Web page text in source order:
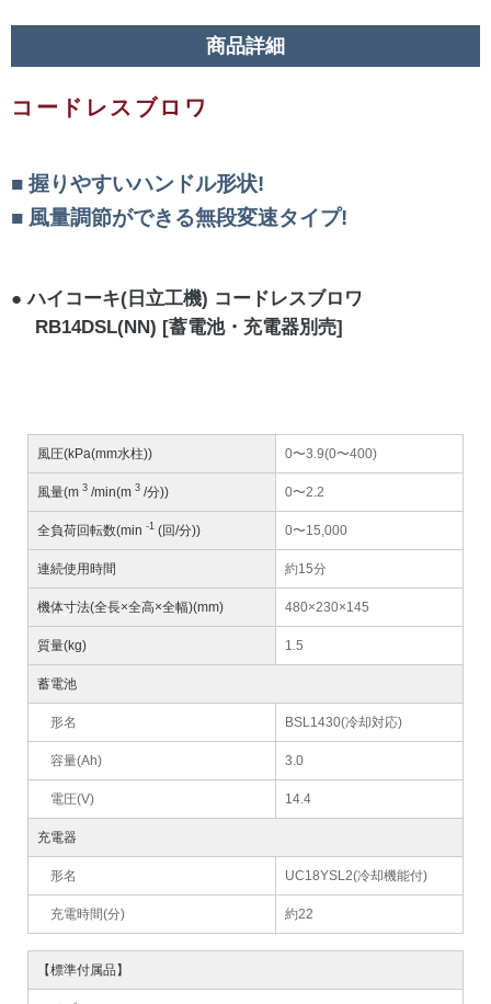
商品詳細
コードレスブロワ
握りやすいハンドル形状!
風量調節ができる無段変速タイプ!
ハイコーキ(日立工機) コードレスブロワ
RB14DSL(NN) [蓄電池・充電器別売]
風圧(kPa(mm水柱)) 0〜3.9(0〜400)
風量(m 3 /min(m 3 /分)) 0〜2.2
全負荷回転数(min -1 (回/分)) 0〜15,000
連続使用時間 約15分
機体寸法(全長×全高×全幅)(mm) 480×230×145
質量(kg) 1.5
蓄電池
形名 BSL1430(冷却対応)
容量(Ah) 3.0
電圧(V) 14.4
充電器
形名 UC18YSL2(冷却機能付)
充電時間(分) 約22
【標準付属品】